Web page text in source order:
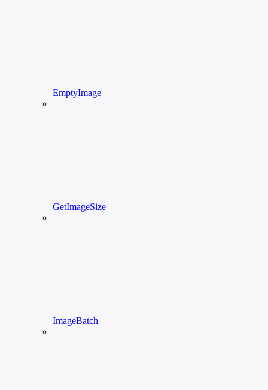
EmptyImage
GetImageSize
ImageBatch